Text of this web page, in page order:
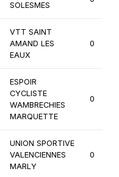
SOLESMES
VTT SAINT
AMAND LES
EAUX
0
ESPOIR
CYCLISTE
WAMBRECHIES
MARQUETTE
0
UNION SPORTIVE
VALENCIENNES
MARLY
0